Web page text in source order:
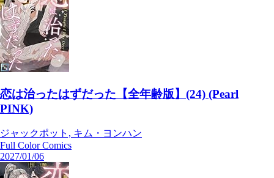
恋は治ったはずだった【全年齢版】(24) (Pearl
PINK)
ジャックポット, キム・ヨンハン
Full Color Comics
2027/01/06